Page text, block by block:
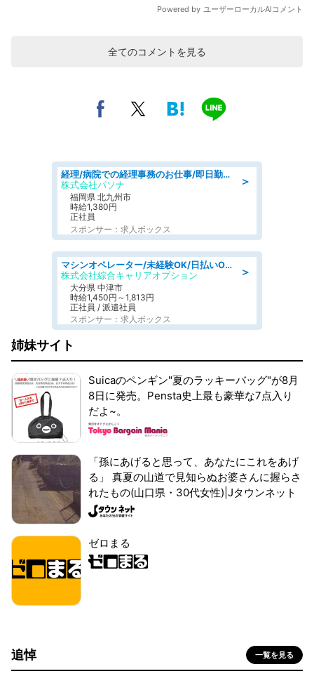
全てのコメントを見る
＞
経理/病院での経理事務のお仕事/即日勤務可/車通勤可/経理/一般事務
株式会社パソナ
福岡県 北九州市
時給1,380円
正社員
スポンサー：求人ボックス
＞
マシンオペレーター/未経験OK/日払いOK/交替制/20・30・40代活躍中/製造 工場
株式会社綜合キャリアオプション
大分県 中津市
時給1,450円～1,813円
正社員 / 派遣社員
スポンサー：求人ボックス
姉妹サイト
Suicaのペンギン"夏のラッキーバッグ"が8月
8日に発売。Pensta史上最も豪華な7点入り
だよ~。
「孫にあげると思って、あなたにこれをあげ
る」 真夏の山道で見知らぬお婆さんに握らさ
れたもの(山口県・30代女性)|Jタウンネット
ゼロまる
追悼 一覧を見る